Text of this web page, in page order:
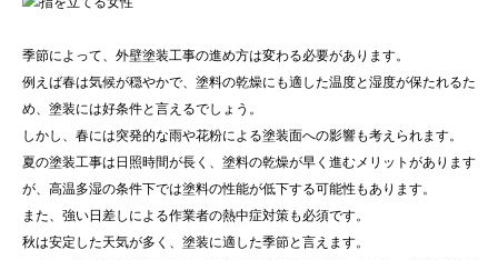
季節によって、外壁塗装工事の進め方は変わる必要があります。
例えば春は気候が穏やかで、塗料の乾燥にも適した温度と湿度が保たれるた
め、塗装には好条件と言えるでしょう。
しかし、春には突発的な雨や花粉による塗装面への影響も考えられます。
夏の塗装工事は日照時間が長く、塗料の乾燥が早く進むメリットがあります
が、高温多湿の条件下では塗料の性能が低下する可能性もあります。
また、強い日差しによる作業者の熱中症対策も必須です。
秋は安定した天気が多く、塗装に適した季節と言えます。